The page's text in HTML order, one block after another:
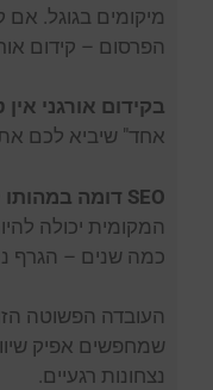
מיקומים בגוגל.
הפרסום – קידום
בקידום אורגני
אחד" שיביא לכם
SEO דומה במהותו להשקעה בבורסה
המקומית יכולה
כמה שנים – הגרף
העובדה הפשוטה
שמחפשים אפיק
נצחונות רגעיים.